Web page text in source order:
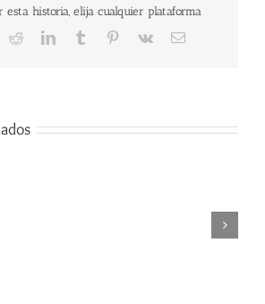
esta historia, elija cualquier plataforma
RedditLinkedInTumblr Pinterest
Vk
Correo